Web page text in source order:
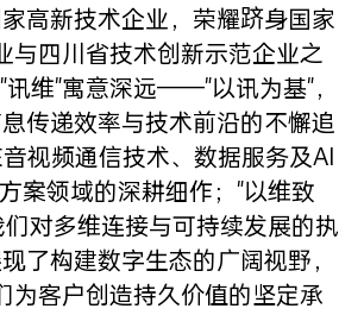
高新技术企业，荣耀跻身国家
与四川省技术创新示范企业之
讯维"寓意深远——"以讯为基"，
传递效率与技术前沿的不懈追
视频通信技术、数据服务及AI
案领域的深耕细作；"以维致
对多维连接与可持续发展的执
了构建数字生态的广阔视野，
为客户创造持久价值的坚定承